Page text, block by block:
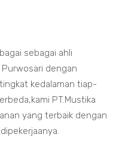
sebagai ahli
dengan
kedalaman tiap-
PT.Mustika
yang terbaik dengan